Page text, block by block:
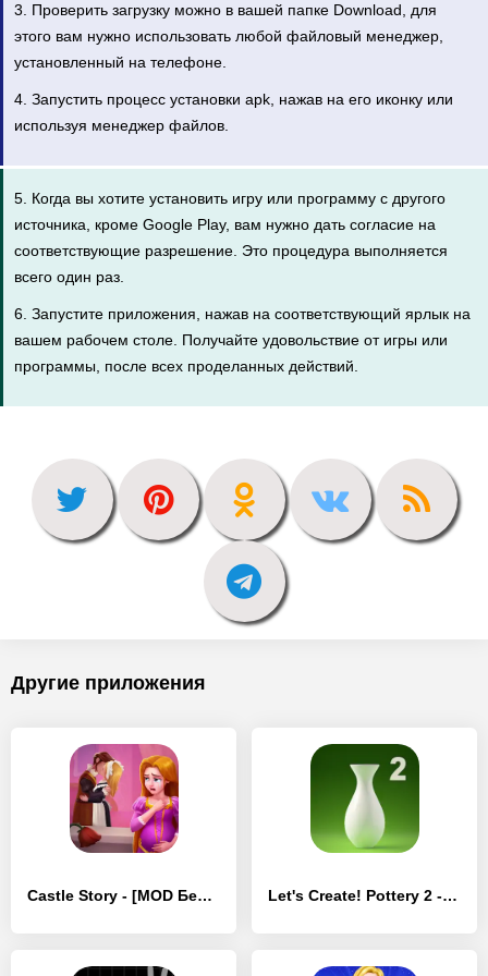
3. Проверить загрузку можно в вашей папке Download, для
этого вам нужно использовать любой файловый менеджер,
установленный на телефоне.
4. Запустить процесс установки apk, нажав на его иконку или
используя менеджер файлов.
5. Когда вы хотите установить игру или программу с другого
источника, кроме Google Play, вам нужно дать согласие на
соответствующие разрешение. Это процедура выполняется
всего один раз.
6. Запустите приложения, нажав на соответствующий ярлык на
вашем рабочем столе. Получайте удовольствие от игры или
программы, после всех проделанных действий.
Другие приложения
Castle Story - [MOD Бесконечные монеты] Let's Create! Pottery 2 - [MOD Бесконечные монеты]